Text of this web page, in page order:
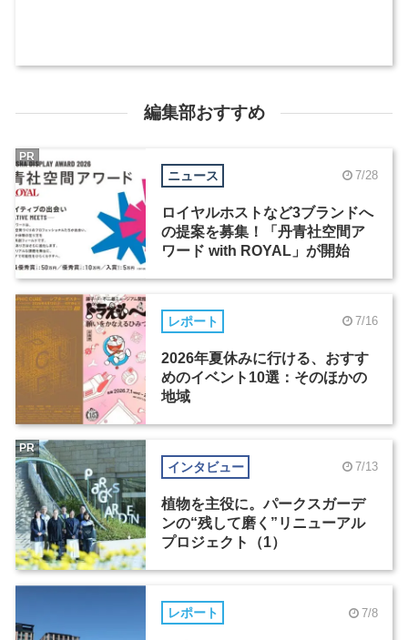
編集部おすすめ
ニュース 7/28
ロイヤルホストなど3ブランドへ
の提案を募集！「丹青社空間ア
ワード with ROYAL」が開始
PR
レポート 7/16
2026年夏休みに行ける、おすす
めのイベント10選：そのほかの
地域
インタビュー 7/13
植物を主役に。パークスガーデ
ンの“残して磨く”リニューアル
プロジェクト（1）
PR
レポート 7/8